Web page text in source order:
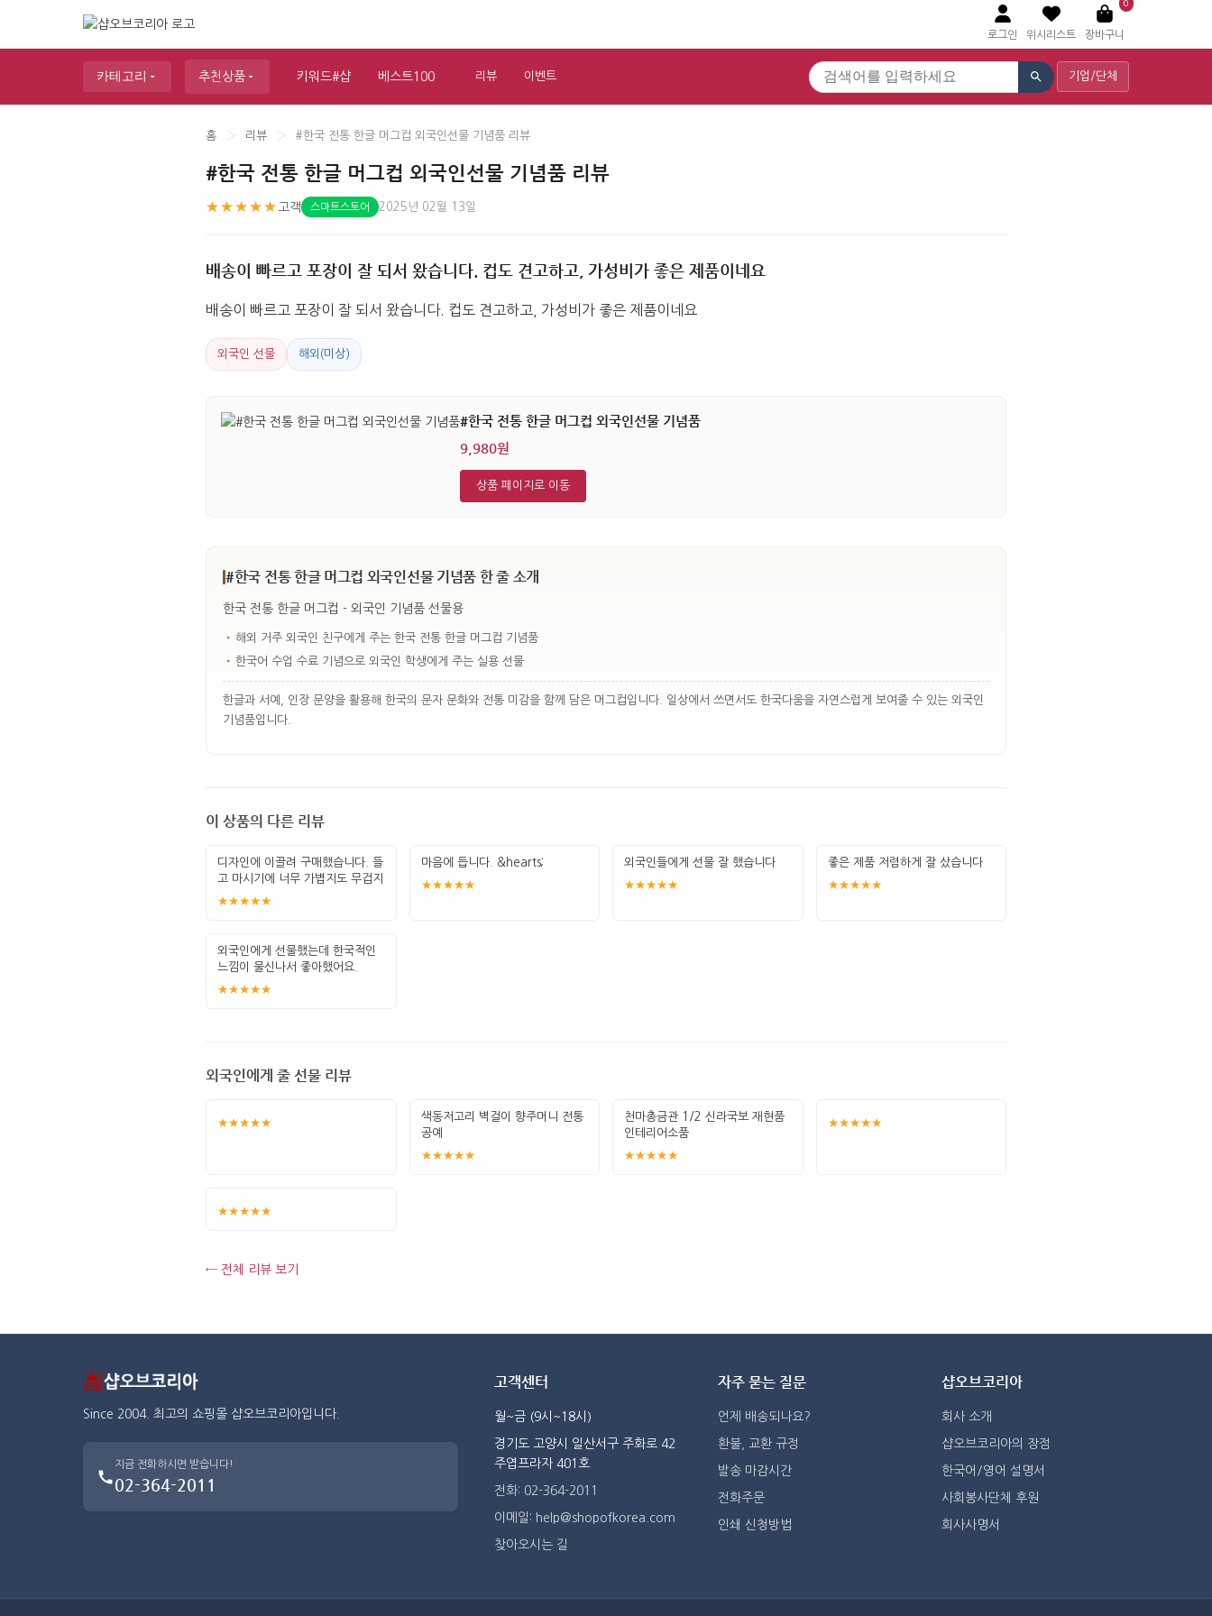
로그인 위시리스트
0
장바구니
카테고리 추천상품 키워드#샵 베스트100 리뷰 이벤트 기업/단체
홈 › 리뷰 › #한국 전통 한글 머그컵 외국인선물 기념품 리뷰
#한국 전통 한글 머그컵 외국인선물 기념품 리뷰
★★★★★ 고객 스마트스토어 2025년 02월 13일
배송이 빠르고 포장이 잘 되서 왔습니다. 컵도 견고하고, 가성비가 좋은 제품이네요
배송이 빠르고 포장이 잘 되서 왔습니다. 컵도 견고하고, 가성비가 좋은 제품이네요
외국인 선물 해외(미상)
#한국 전통 한글 머그컵 외국인선물 기념품
9,980원
상품 페이지로 이동
#한국 전통 한글 머그컵 외국인선물 기념품 한 줄 소개
한국 전통 한글 머그컵 - 외국인 기념품 선물용
• 해외 거주 외국인 친구에게 주는 한국 전통 한글 머그컵 기념품
• 한국어 수업 수료 기념으로 외국인 학생에게 주는 실용 선물
한글과 서예, 인장 문양을 활용해 한국의 문자 문화와 전통 미감을 함께 담은 머그컵입니다. 일상에서 쓰면서도 한국다움을 자연스럽게 보여줄 수 있는 외국인
기념품입니다.
이 상품의 다른 리뷰
디자인에 이끌려 구매했습니다. 들
고 마시기에 너무 가볍지도 무겁지
도 않게
★★★★★
마음에 듭니다. &hearts;︎
★★★★★
외국인들에게 선물 잘 했습니다
★★★★★
좋은 제품 저렴하게 잘 샀습니다
★★★★★
외국인에게 선물했는데 한국적인
느낌이 물신나서 좋아했어요.
★★★★★
외국인에게 줄 선물 리뷰
★★★★★
색동저고리 벽걸이 향주머니 전통
공예
★★★★★
천마총금관 1/2 신라국보 재현품
인테리어소품
★★★★★
★★★★★
★★★★★
← 전체 리뷰 보기
Since 2004. 최고의 쇼핑몰 샵오브코리아입니다.
지금 전화하시면 받습니다!
02-364-2011
고객센터
월~금 (9시~18시)
경기도 고양시 일산서구 주화로 42
주엽프라자 401호
전화: 02-364-2011
이메일: help@shopofkorea.com
찾아오시는 길
자주 묻는 질문
언제 배송되나요?
환불, 교환 규정
발송 마감시간
전화주문
인쇄 신청방법
샵오브코리아
회사 소개
샵오브코리아의 장점
한국어/영어 설명서
사회봉사단체 후원
회사사명서